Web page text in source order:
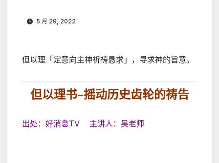
5 月 29, 2022
但以理「定意向主神祈祷恳求」，寻求神的旨意。
但以理书–摇动历史齿轮的祷告
出处：好消息TV 主讲人：吴老师